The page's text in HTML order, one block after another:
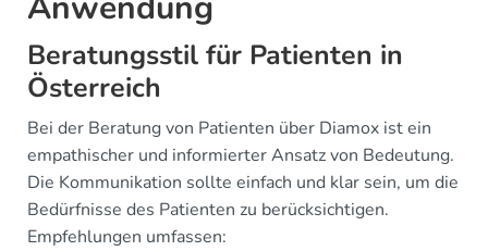
Beratungsstil für Patienten in
Österreich
Bei der Beratung von Patienten über Diamox ist ein
empathischer und informierter Ansatz von Bedeutung.
Die Kommunikation sollte einfach und klar sein, um die
Bedürfnisse des Patienten zu berücksichtigen.
Empfehlungen umfassen: